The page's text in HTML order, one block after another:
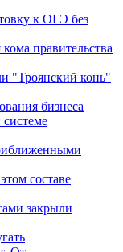
к ОГЭ без
правительства
"Троянский конь"
бизнеса
составе
закрыли